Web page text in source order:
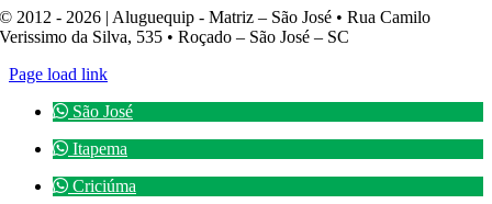
© 2012 - 2026 | Aluguequip - Matriz – São José • Rua Camilo
Verissimo da Silva, 535 • Roçado – São José – SC
Page load link
São José
Itapema
Criciúma